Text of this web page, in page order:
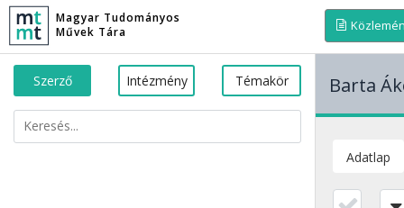
Magyar Tudományos
Művek Tára
Szerző Intézmény Témakör Barta
Adatlap